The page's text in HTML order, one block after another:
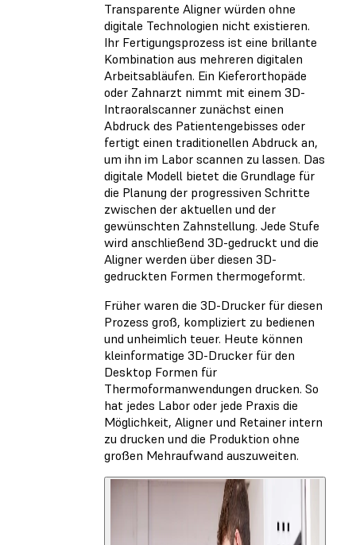
Transparente Aligner würden ohne
digitale Technologien nicht existieren.
Ihr Fertigungsprozess ist eine brillante
Kombination aus mehreren digitalen
Arbeitsabläufen. Ein Kieferorthopäde
oder Zahnarzt nimmt mit einem 3D-
Intraoralscanner zunächst einen
Abdruck des Patientengebisses oder
fertigt einen traditionellen Abdruck an,
um ihn im Labor scannen zu lassen. Das
digitale Modell bietet die Grundlage für
die Planung der progressiven Schritte
zwischen der aktuellen und der
gewünschten Zahnstellung. Jede Stufe
wird anschließend 3D-gedruckt und die
Aligner werden über diesen 3D-
gedruckten Formen thermogeformt.
Früher waren die 3D-Drucker für diesen
Prozess groß, kompliziert zu bedienen
und unheimlich teuer. Heute können
kleinformatige 3D-Drucker für den
Desktop Formen für
Thermoformanwendungen drucken. So
hat jedes Labor oder jede Praxis die
Möglichkeit, Aligner und Retainer intern
zu drucken und die Produktion ohne
großen Mehraufwand auszuweiten.